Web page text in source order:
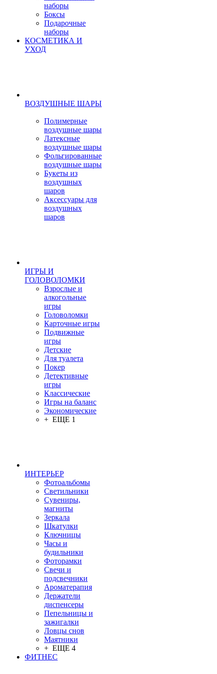
наборы
Боксы
Подарочные
наборы
КОСМЕТИКА И
УХОД
ВОЗДУШНЫЕ ШАРЫ
Полимерные
воздушные шары
Латексные
воздушные шары
Фольгированные
воздушные шары
Букеты из
воздушных
шаров
Аксессуары для
воздушных
шаров
ИГРЫ И
ГОЛОВОЛОМКИ
Взрослые и
алкогольные
игры
Головоломки
Карточные игры
Подвижные
игры
Детские
Для туалета
Покер
Детективные
игры
Классические
Игры на баланс
Экономические
+ ЕЩЕ 1
ИНТЕРЬЕР
Фотоальбомы
Светильники
Сувениры,
магниты
Зеркала
Шкатулки
Ключницы
Часы и
будильники
Фоторамки
Свечи и
подсвечники
Ароматерапия
Держатели
диспенсеры
Пепельницы и
зажигалки
Ловцы снов
Маятники
+ ЕЩЕ 4
ФИТНЕС